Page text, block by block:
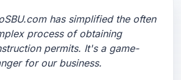
has simplified the often
process of obtaining
permits. It's a game-
for our business.